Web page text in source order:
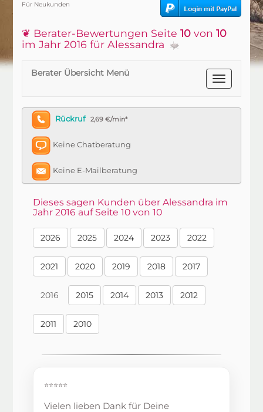
Für Neukunden
❦ Berater-Bewertungen Seite10 von10
im Jahr 2016 für Alessandra
Berater Übersicht Menü
Rückruf 2,69 €/min*
Keine Chatberatung
Keine E-Mailberatung
Dieses sagen Kunden über Alessandra im
Jahr 2016 auf Seite 10 von 10
2026 2025 2024 2023 2022
2021 2020 2019 2018 2017
2016 2015 2014 2013 2012
2011 2010
⭐⭐⭐⭐⭐
Vielen lieben Dank für Deine